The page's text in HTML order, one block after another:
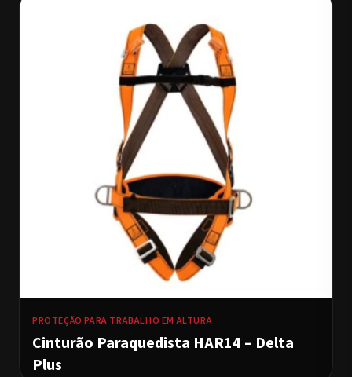
PROTEÇÃO PARA TRABALHO EM ALTURA
Cinturão Paraquedista HAR14 – Delta
Plus